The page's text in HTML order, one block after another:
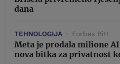
dana
TEHNOLOGIJA Forbes BiH
Meta je prodala milione AI
nova bitka za privatnost